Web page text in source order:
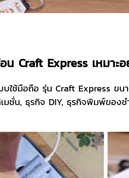
น Craft Express เหมา
ช้มือถือ รุ่น Craft Express ขน
ชั่น, ธุรกิจ DIY, ธุรกิจพิมพ์ของ